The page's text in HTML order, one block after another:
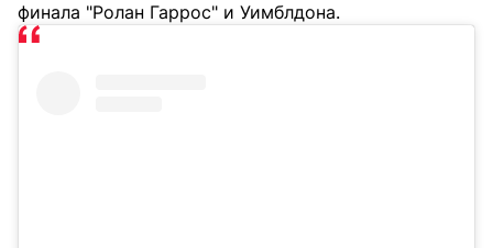
финала "Ролан Гаррос" и Уимблдона.